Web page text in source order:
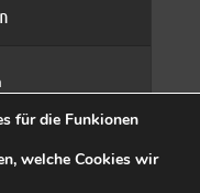
für die Funkionen
welche Cookies wir